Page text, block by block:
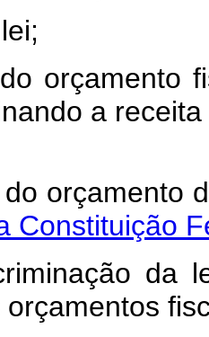
orçamento
a
orçamento
Constituição
da